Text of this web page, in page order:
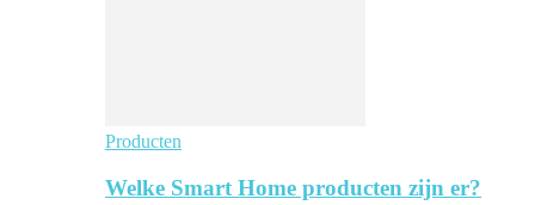
Producten
Welke Smart Home producten zijn er?